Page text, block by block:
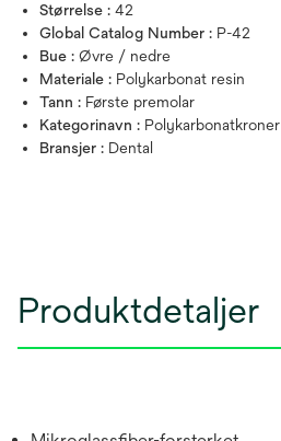
Størrelse : 42
Global Catalog Number : P-42
Bue : Øvre / nedre
Materiale : Polykarbonat resin
Tann : Første premolar
Kategorinavn : Polykarbonatkroner
Bransjer : Dental
Produktdetaljer